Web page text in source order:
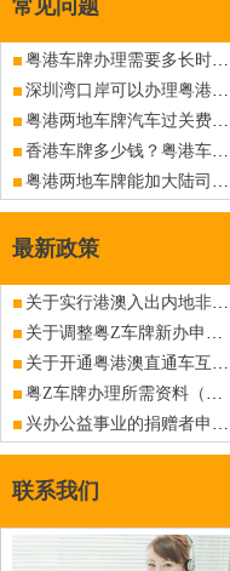
常见问题
粤港车牌办理需要多长时间？
深圳湾口岸可以办理粤港车牌吗？有没现牌出售？
粤港两地车牌汽车过关费怎么收费？
香港车牌多少钱？粤港车牌多少钱？
粤港两地车牌能加大陆司机吗？
最新政策
关于实行港澳入出内地非营运客车6年内免检政策的公告
关于调整粤Z车牌新办申请资料（港澳入境私人小汽车）的公告
关于开通粤港澳直通车互联网网上延期业务的公告
粤Z车牌办理所需资料（深圳报税区企业）（旧政策已作废，仅供查阅）
兴办公益事业的捐赠者申请香港入出内地商务车深港粤Z车牌指标
联系我们